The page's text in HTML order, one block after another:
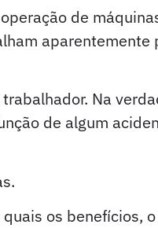
de
aparentemente
Na
de algum
os benefícios,